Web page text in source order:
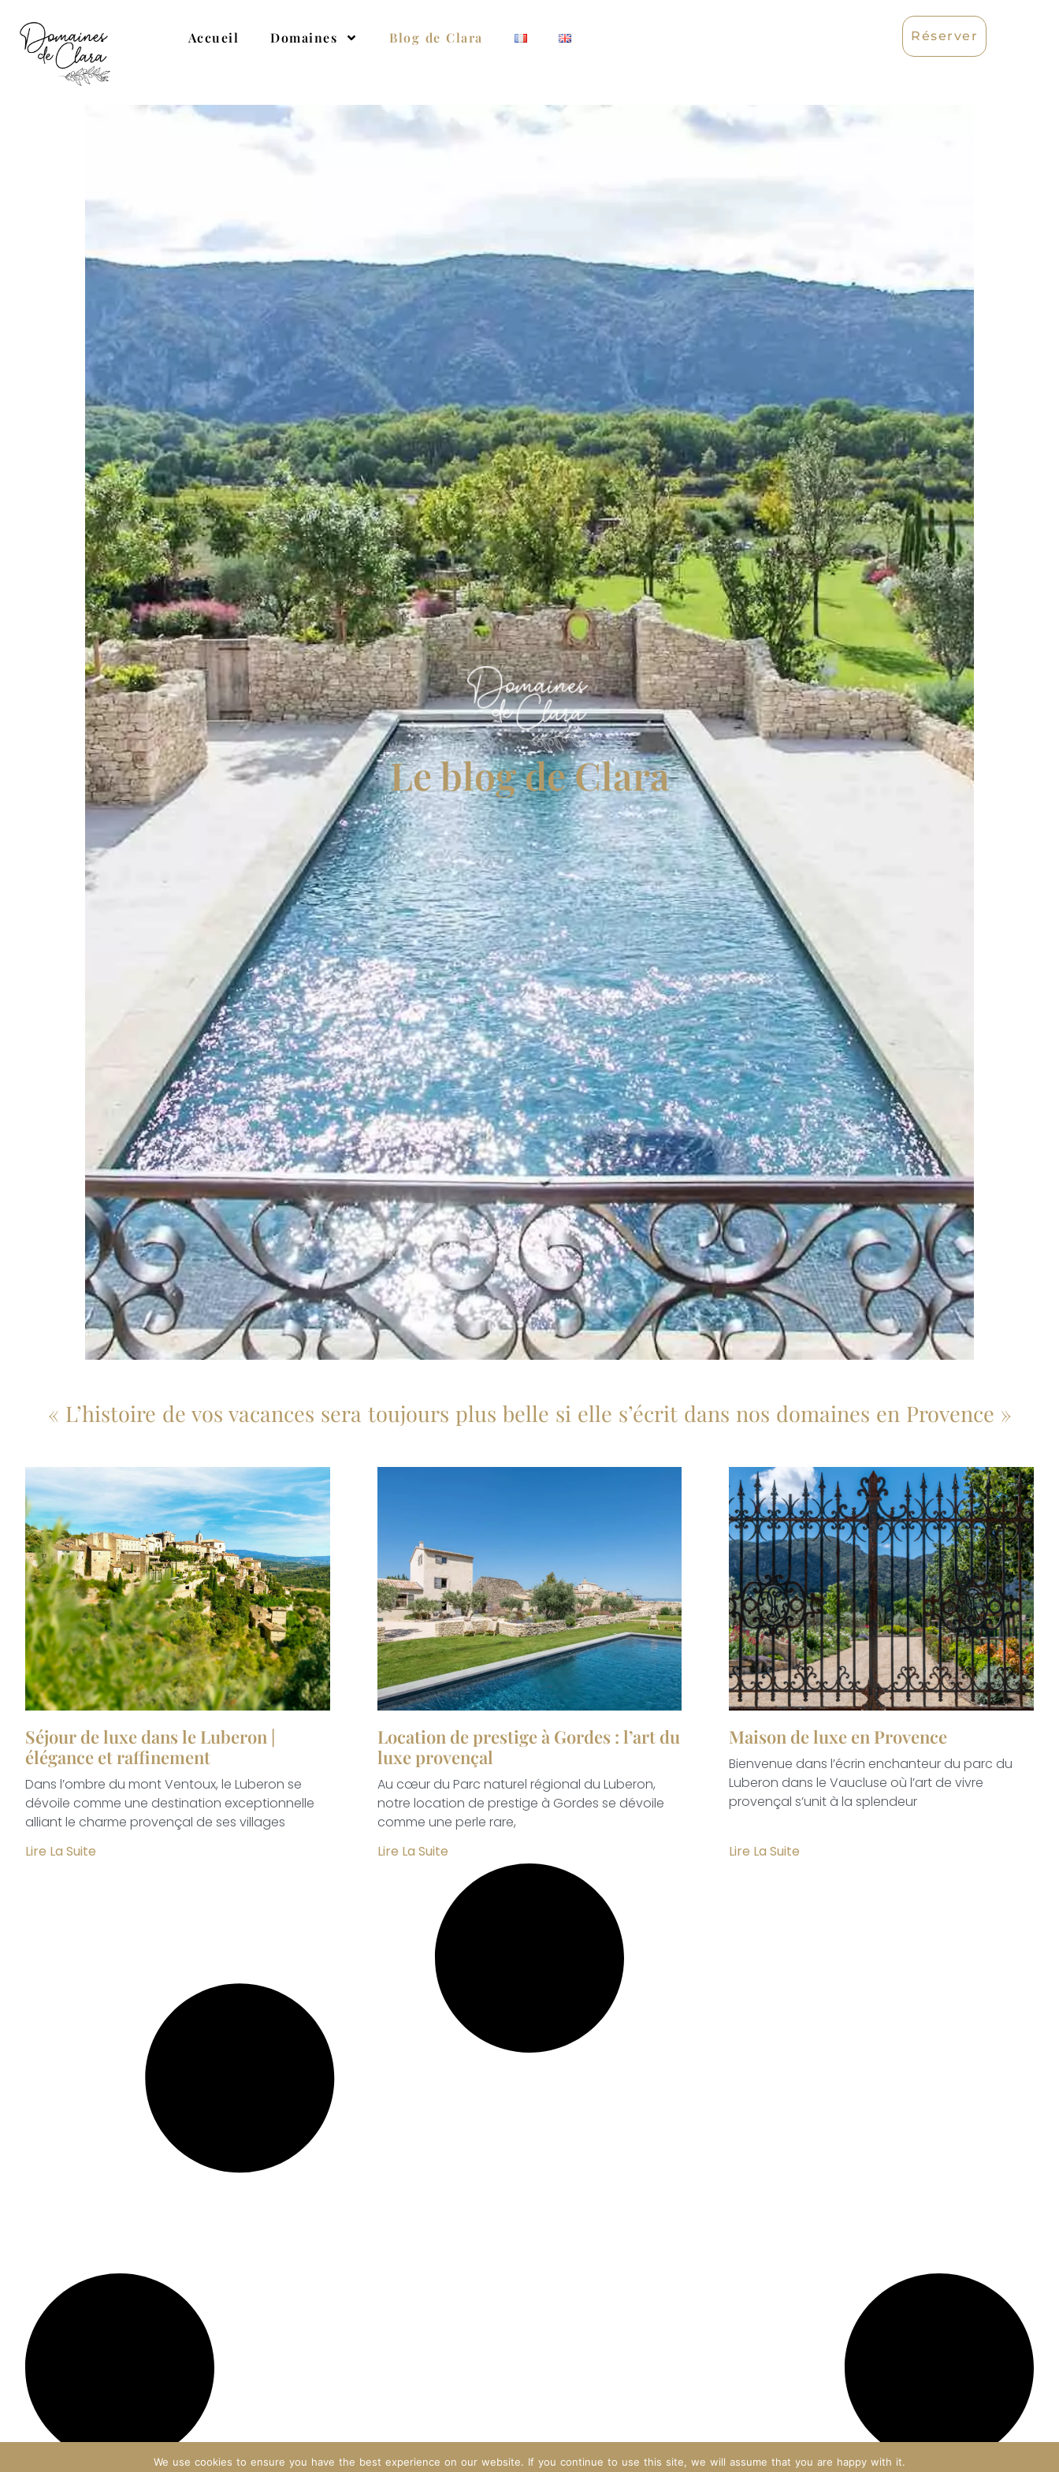
Accueil Domaines Blog de Clara Réserver
Le blog de Clara
« L’histoire de vos vacances sera toujours plus belle si elle s’écrit dans nos domaines en Provence »
Séjour de luxe dans le Luberon |
élégance et raffinement
Dans l’ombre du mont Ventoux, le Luberon se
dévoile comme une destination exceptionnelle
alliant le charme provençal de ses villages
Lire La Suite
Location de prestige à Gordes : l’art du
luxe provençal
Au cœur du Parc naturel régional du Luberon,
notre location de prestige à Gordes se dévoile
comme une perle rare,
Lire La Suite
Maison de luxe en Provence
Bienvenue dans l’écrin enchanteur du parc du
Luberon dans le Vaucluse où l’art de vivre
provençal s’unit à la splendeur
Lire La Suite
We use cookies to ensure you have the best experience on our website. If you continue to use this site, we will assume that you are happy with it.